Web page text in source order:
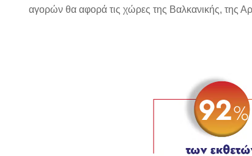
αγορών θα αφορά τις χώρες της Βαλκανικής, της